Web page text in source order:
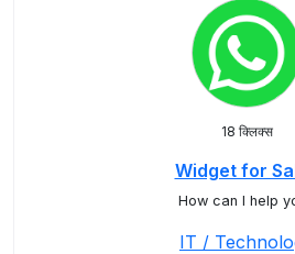
18 क्लिक्स
Widget for
How can I help
IT /